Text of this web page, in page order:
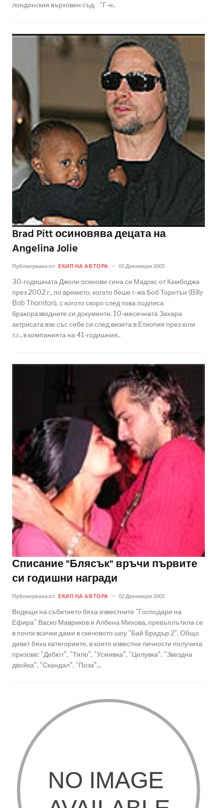
лондонския върховен съд. "Г-н..
Brad Pitt осиновява децата на
Angelina Jolie
Публикувана от: ЕКИП НА АВТОРА 05 Декември 2005
30-годишната Джоли осинови сина си Мадокс от Камбоджа
през 2002 г., по времето, когато беше г-жа Боб Торнтън (Billy
Bob Thornton), с когото скоро след това подписа
бракоразводните си документи. 10-месечната Захара
актрисата взе със себе си след визита в Етиопия през юли
т.г., в компанията на 41-годишния..
Списание "Блясък" връчи първите
си годишни награди
Публикувана от: ЕКИП НА АВТОРА 02 Декември 2005
Водещи на събитието бяха известните "Господари на
Ефира" Васко Мавриков и Албена Михова, превъплътила се
в почти всички дами в скечовото шоу "Бай Брадър 2". Общо
девет бяха категориите, в които известни личности получиха
призове: "Дебют”, "Тяло”, "Усмивка”, "Целувка”, "Звездна
двойка”, "Скандал”, "Поза”,..